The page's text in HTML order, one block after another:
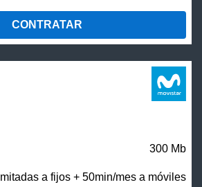
CONTRATAR
300 Mb
a fijos + 50min/mes a móviles